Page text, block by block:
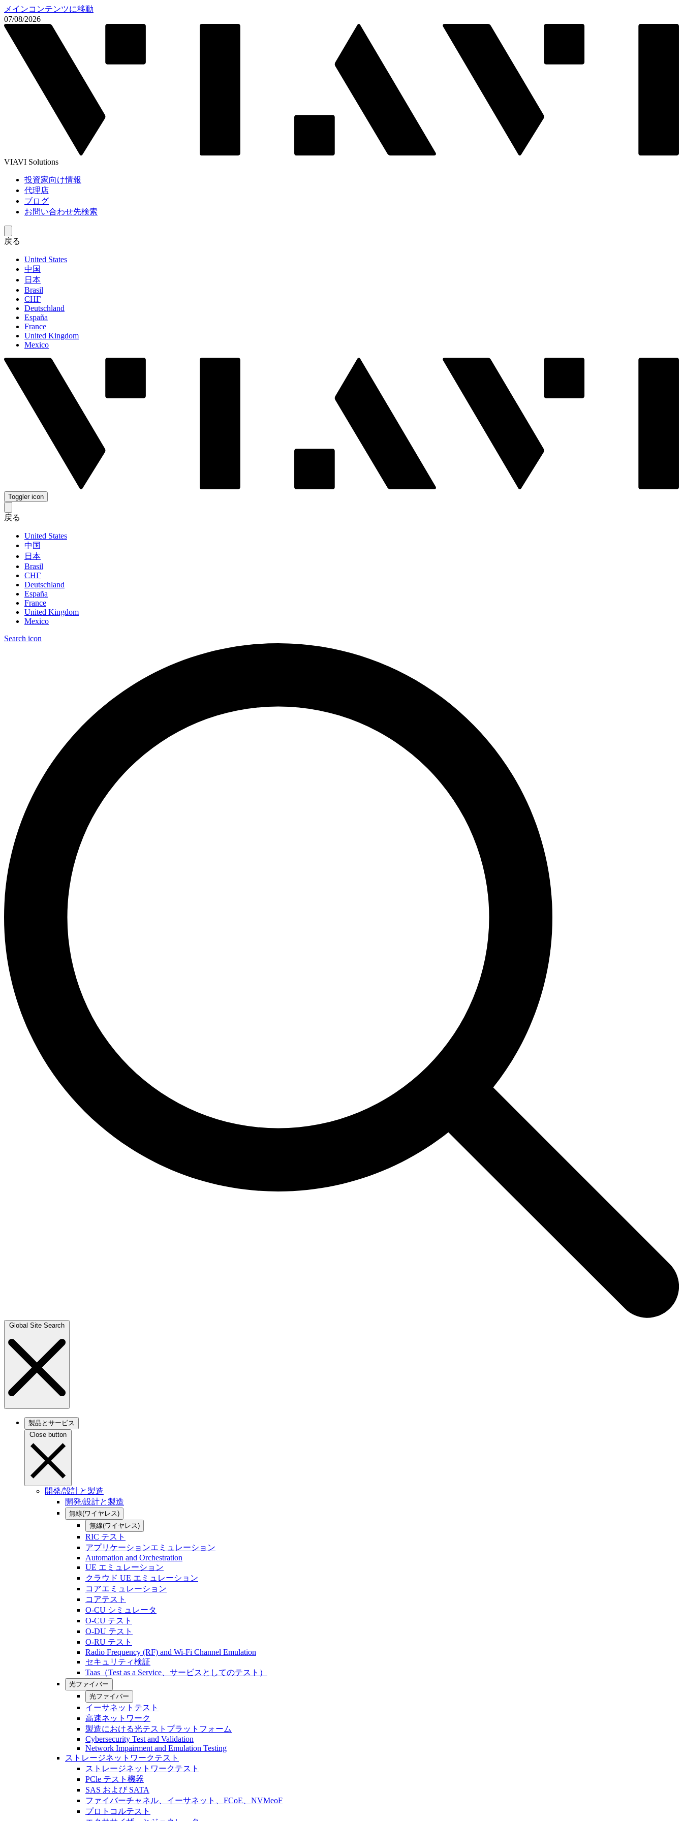
メインコンテンツに移動
07/08/2026
VIAVI Solutions
投資家向け情報
代理店
ブログ
お問い合わせ先検索
戻る
United States
中国
日本
Brasil
СНГ
Deutschland
España
France
United Kingdom
Mexico
Toggler icon
戻る
United States
中国
日本
Brasil
СНГ
Deutschland
España
France
United Kingdom
Mexico
Search icon
Global Site Search
製品とサービス
Close button
開発/設計と製造
開発/設計と製造
無線(ワイヤレス)
無線(ワイヤレス)
RIC テスト
アプリケーションエミュレーション
Automation and Orchestration
UE エミュレーション
クラウド UE エミュレーション
コアエミュレーション
コアテスト
O-CU シミュレータ
O-CU テスト
O-DU テスト
O-RU テスト
Radio Frequency (RF) and Wi-Fi Channel Emulation
セキュリティ検証
Taas（Test as a Service、サービスとしてのテスト）
光ファイバー
光ファイバー
イーサネットテスト
高速ネットワーク
製造における光テストプラットフォーム
Cybersecurity Test and Validation
Network Impairment and Emulation Testing
ストレージネットワークテスト
ストレージネットワークテスト
PCle テスト機器
SAS および SATA
ファイバーチャネル、イーサネット、FCoE、NVMeoF
プロトコルテスト